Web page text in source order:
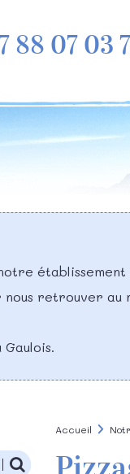
88 07 03
nous retrouver
Accueil